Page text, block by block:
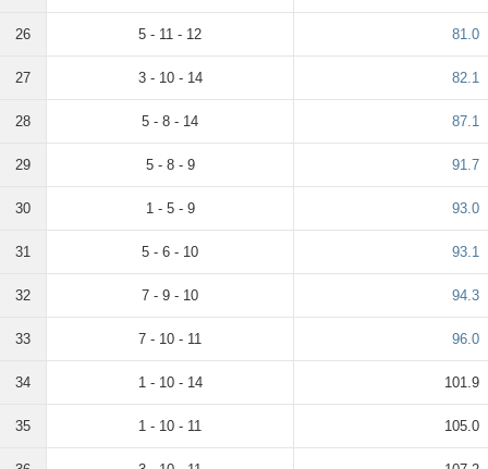
26 5 - 11 - 12 81.0
27 3 - 10 - 14 82.1
28 5 - 8 - 14 87.1
29 5 - 8 - 9 91.7
30 1 - 5 - 9 93.0
31 5 - 6 - 10 93.1
32 7 - 9 - 10 94.3
33 7 - 10 - 11 96.0
34 1 - 10 - 14 101.9
35 1 - 10 - 11 105.0